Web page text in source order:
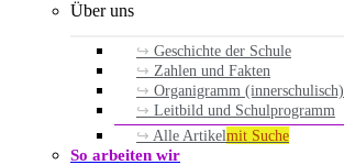
Über uns
Geschichte der Schule
Zahlen und Fakten
Organigramm (innerschulisch)
Leitbild und Schulprogramm
Alle Artikelmit Suche
So arbeiten wir